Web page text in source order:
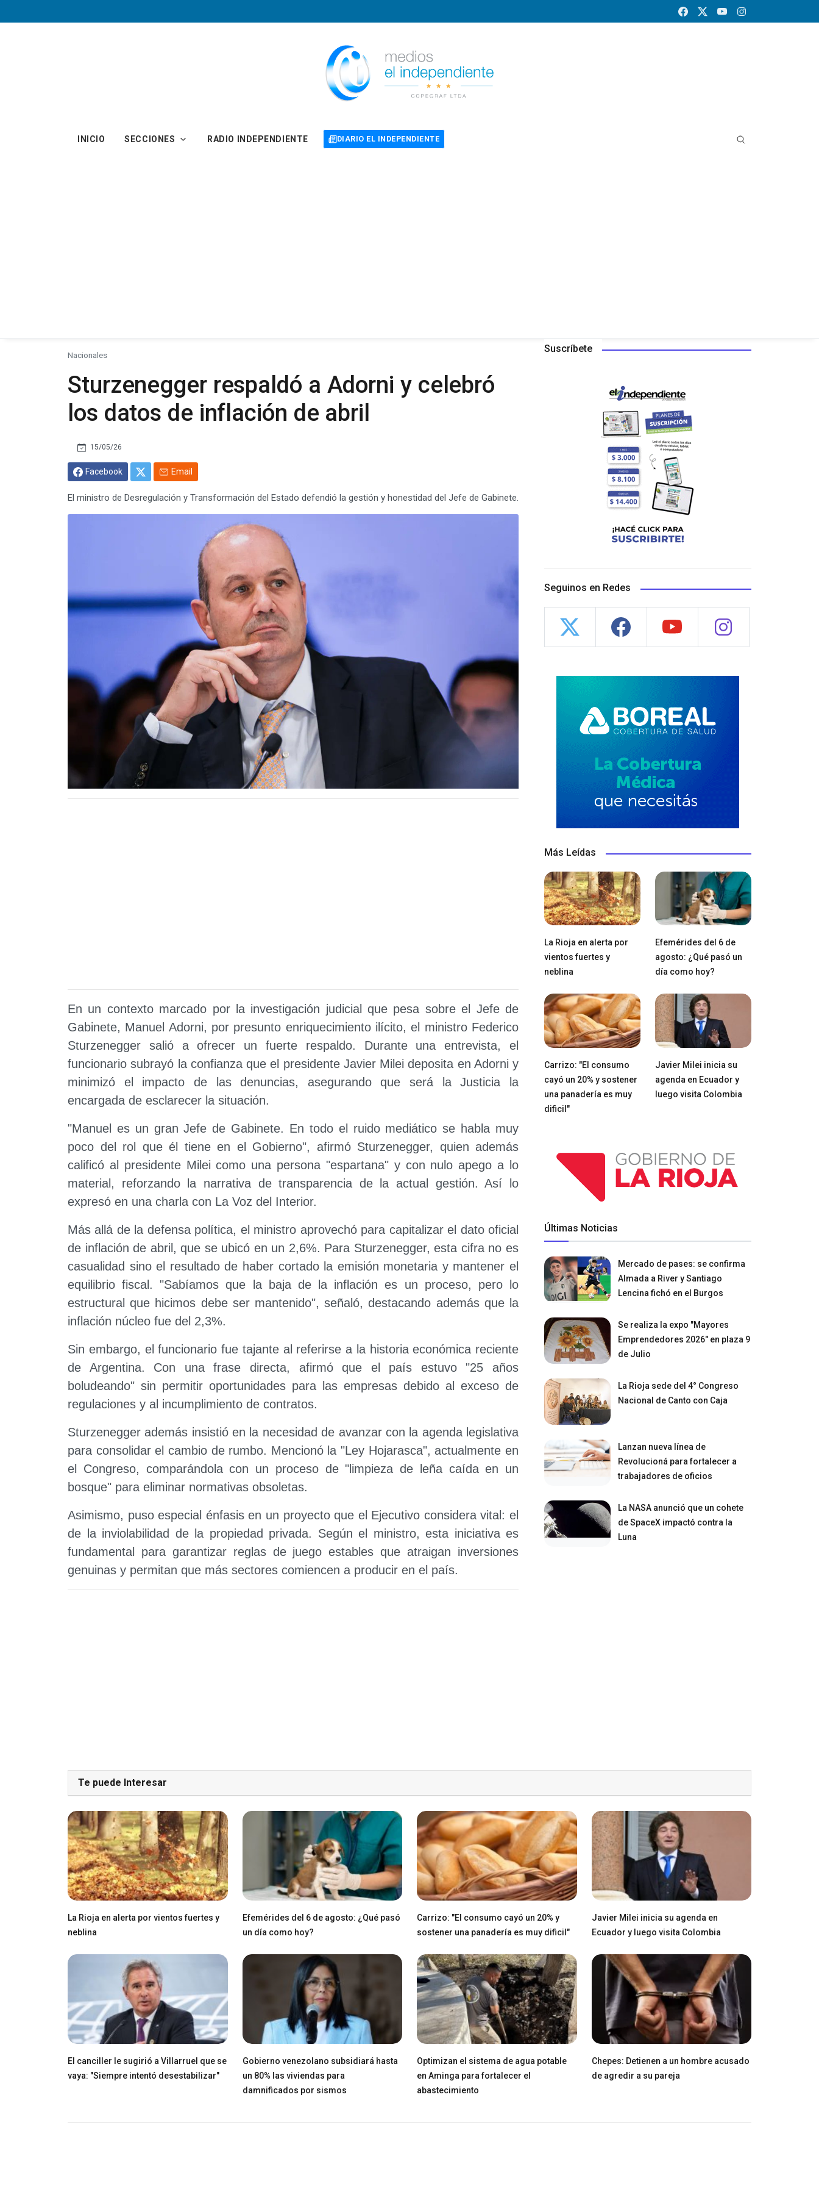
INICIO SECCIONES RADIO INDEPENDIENTE DIARIO EL INDEPENDIENTE
Nacionales
Sturzenegger respaldó a Adorni y celebró
los datos de inflación de abril
15/05/26
Facebook Email
El ministro de Desregulación y Transformación del Estado defendió la gestión y honestidad del Jefe de Gabinete.
En un contexto marcado por la investigación judicial que pesa sobre el Jefe de
Gabinete, Manuel Adorni, por presunto enriquecimiento ilícito, el ministro Federico
Sturzenegger salió a ofrecer un fuerte respaldo. Durante una entrevista, el
funcionario subrayó la confianza que el presidente Javier Milei deposita en Adorni y
minimizó el impacto de las denuncias, asegurando que será la Justicia la
encargada de esclarecer la situación.
"Manuel es un gran Jefe de Gabinete. En todo el ruido mediático se habla muy
poco del rol que él tiene en el Gobierno", afirmó Sturzenegger, quien además
calificó al presidente Milei como una persona "espartana" y con nulo apego a lo
material, reforzando la narrativa de transparencia de la actual gestión. Así lo
expresó en una charla con La Voz del Interior.
Más allá de la defensa política, el ministro aprovechó para capitalizar el dato oficial
de inflación de abril, que se ubicó en un 2,6%. Para Sturzenegger, esta cifra no es
casualidad sino el resultado de haber cortado la emisión monetaria y mantener el
equilibrio fiscal. "Sabíamos que la baja de la inflación es un proceso, pero lo
estructural que hicimos debe ser mantenido", señaló, destacando además que la
inflación núcleo fue del 2,3%.
Sin embargo, el funcionario fue tajante al referirse a la historia económica reciente
de Argentina. Con una frase directa, afirmó que el país estuvo "25 años
boludeando" sin permitir oportunidades para las empresas debido al exceso de
regulaciones y al incumplimiento de contratos.
Sturzenegger además insistió en la necesidad de avanzar con la agenda legislativa
para consolidar el cambio de rumbo. Mencionó la "Ley Hojarasca", actualmente en
el Congreso, comparándola con un proceso de "limpieza de leña caída en un
bosque" para eliminar normativas obsoletas.
Asimismo, puso especial énfasis en un proyecto que el Ejecutivo considera vital: el
de la inviolabilidad de la propiedad privada. Según el ministro, esta iniciativa es
fundamental para garantizar reglas de juego estables que atraigan inversiones
genuinas y permitan que más sectores comiencen a producir en el país.
Suscríbete
Seguinos en Redes
Más Leídas
La Rioja en alerta por
vientos fuertes y
neblina
Efemérides del 6 de
agosto: ¿Qué pasó un
día como hoy?
Carrizo: "El consumo
cayó un 20% y sostener
una panadería es muy
dificil"
Javier Milei inicia su
agenda en Ecuador y
luego visita Colombia
Últimas Noticias
Mercado de pases: se confirma
Almada a River y Santiago
Lencina fichó en el Burgos
Se realiza la expo "Mayores
Emprendedores 2026" en plaza 9
de Julio
La Rioja sede del 4° Congreso
Nacional de Canto con Caja
Lanzan nueva línea de
Revolucioná para fortalecer a
trabajadores de oficios
La NASA anunció que un cohete
de SpaceX impactó contra la
Luna
Te puede Interesar
La Rioja en alerta por vientos fuertes y
neblina
Efemérides del 6 de agosto: ¿Qué pasó
un día como hoy?
Carrizo: "El consumo cayó un 20% y
sostener una panadería es muy dificil"
Javier Milei inicia su agenda en
Ecuador y luego visita Colombia
El canciller le sugirió a Villarruel que se
vaya: "Siempre intentó desestabilizar"
Gobierno venezolano subsidiará hasta
un 80% las viviendas para
damnificados por sismos
Optimizan el sistema de agua potable
en Aminga para fortalecer el
abastecimiento
Chepes: Detienen a un hombre acusado
de agredir a su pareja